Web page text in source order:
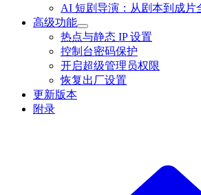
AI 短剧导演：从剧本到成片
高级功能
热点与静态 IP 设置
控制台密码保护
开启超级管理员权限
恢复出厂设置
更新版本
附录